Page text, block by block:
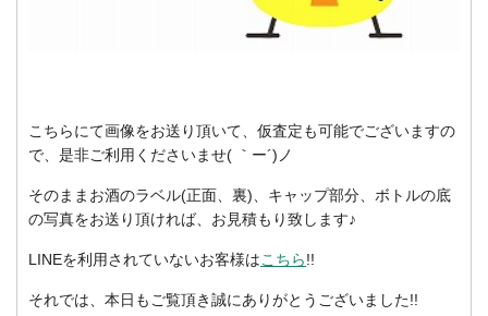
こちらにて画像をお送り頂いて、仮査定も可能でございますの
で、是非ご利用くださいませ( ｀ー´)ノ
そのままお酒のラベル(正面、裏)、キャップ部分、ボトルの底
の写真をお送り頂ければ、お見積もり致します♪
LINEを利用されていないお客様はこちら!!
それでは、本日もご覧頂き誠にありがとうございました!!